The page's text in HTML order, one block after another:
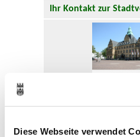
Diese Webseite verwendet
Ihr Kontakt zur
Online-
Beurkundung